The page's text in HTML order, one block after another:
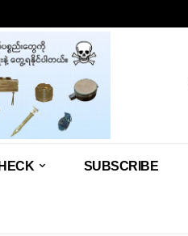
SUBSCRIBE